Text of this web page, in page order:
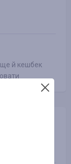
ще й кешбек